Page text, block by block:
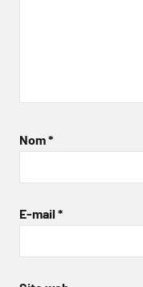
Nom*
E-mail *